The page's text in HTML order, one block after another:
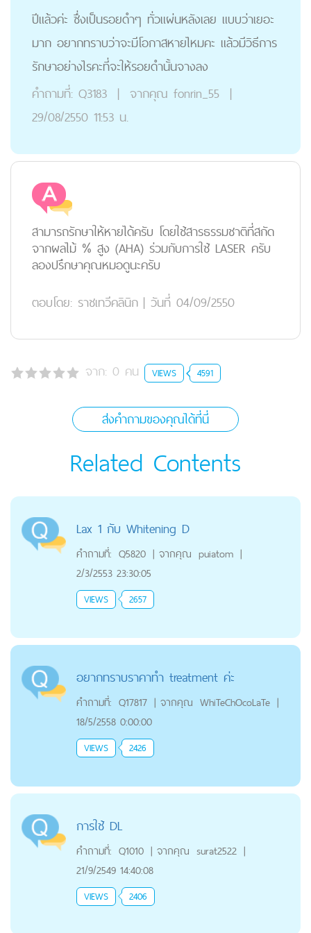
ปีแล้วค่ะ ซึ่งเป็นรอยดำๆ ทั่วแผ่นหลังเลย แบบว่าเยอะ
มาก อยากทราบว่าจะมีโอกาสหายไหมคะ แล้วมีวิธีการ
รักษาอย่างไรคะที่จะให้รอยดำนั้นจางลง
คำถามที่: Q3183 | จากคุณ fonrin_55 |
29/08/2550 11:53 น.
สามารถรักษาให้หายได้ครับ โดยใช้สารธรรมชาติที่สกัด
จากผลไม้ % สูง (AHA) ร่วมกับการใช้ LASER ครับ
ลองปรึกษาคุณหมอดูนะครับ
ตอบโดย: ราชเทวีคลินิก | วันที่ 04/09/2550
จาก: 0 คน VIEWS 4591
ส่งคำถามของคุณได้ที่นี่
Related Contents
Lax 1 กับ Whitening D
คำถามที่: Q5820 | จากคุณ puiatom |
2/3/2553 23:30:05
VIEWS 2657
อยากทราบราคาทำ treatment ค่ะ
คำถามที่: Q17817 | จากคุณ WhiTeChOcoLaTe |
18/5/2558 0:00:00
VIEWS 2426
การใช้ DL
คำถามที่: Q1010 | จากคุณ surat2522 |
21/9/2549 14:40:08
VIEWS 2406